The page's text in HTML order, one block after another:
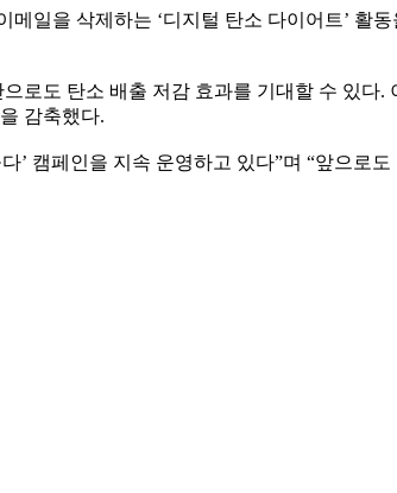
일을 삭제하는 ‘디지털 탄소 다이어트’ 활
로도 탄소 배출 저감 효과를 기대할 수 있다.
감축했다.
’ 캠페인을 지속 운영하고 있다”며 “앞으로